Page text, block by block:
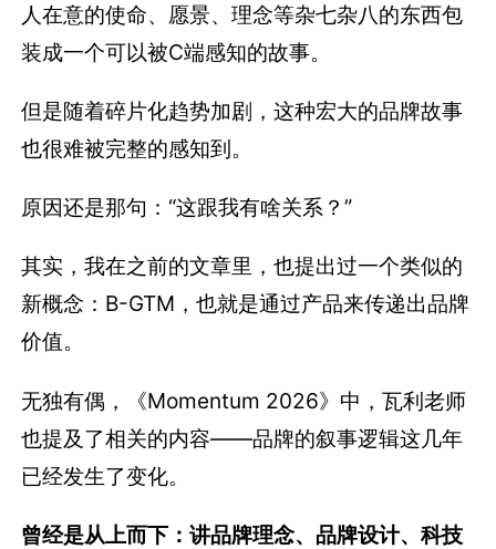
人在意的使命、愿景、理念等杂七杂八的东西包
装成一个可以被C端感知的故事。
但是随着碎片化趋势加剧，这种宏大的品牌故事
也很难被完整的感知到。
原因还是那句：“这跟我有啥关系？”
其实，我在之前的文章里，也提出过一个类似的
新概念：B-GTM，也就是通过产品来传递出品牌
价值。
无独有偶，《Momentum 2026》中，瓦利老师
也提及了相关的内容——品牌的叙事逻辑这几年
已经发生了变化。
曾经是从上而下：讲品牌理念、品牌设计、科技